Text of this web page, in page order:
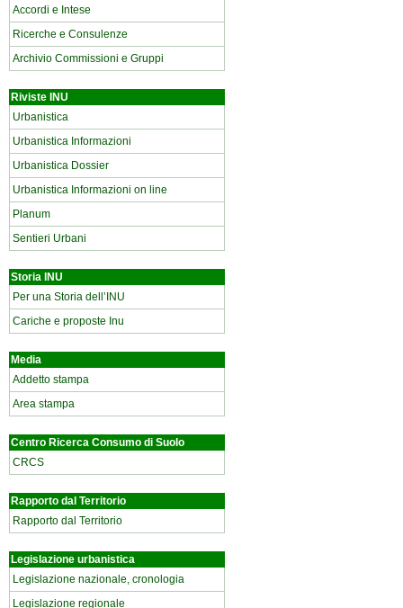
Accordi e Intese
Ricerche e Consulenze
Archivio Commissioni e Gruppi
Riviste INU
Urbanistica
Urbanistica Informazioni
Urbanistica Dossier
Urbanistica Informazioni on line
Planum
Sentieri Urbani
Storia INU
Per una Storia dell’INU
Cariche e proposte Inu
Media
Addetto stampa
Area stampa
Centro Ricerca Consumo di Suolo
CRCS
Rapporto dal Territorio
Rapporto dal Territorio
Legislazione urbanistica
Legislazione nazionale, cronologia
Legislazione regionale